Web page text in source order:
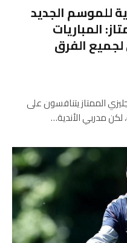
للموسم الجديد
المباريات
الفرق
الممتاز يتنافسون على
مدربي الأندية…